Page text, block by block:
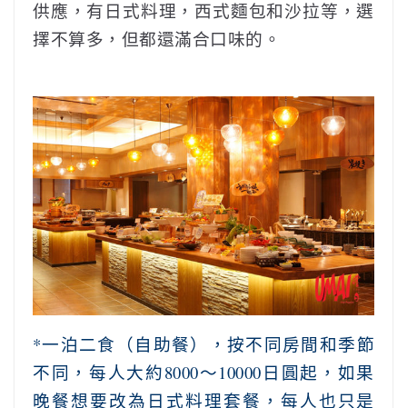
供應，有日式料理，西式麵包和沙拉等，選
擇不算多，但都還滿合口味的。
*一泊二食（自助餐），按不同房間和季節
不同，每人大約8000～10000日圓起，如果
晚餐想要改為日式料理套餐，每人也只是